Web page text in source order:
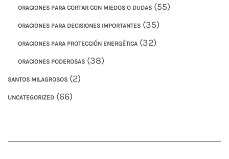
ORACIONES PARA CORTAR CON MIEDOS O DUDAS (55)
ORACIONES PARA DECISIONES IMPORTANTES (35)
ORACIONES PARA PROTECCIÓN ENERGÉTICA (32)
ORACIONES PODEROSAS (38)
SANTOS MILAGROSOS (2)
UNCATEGORIZED (66)